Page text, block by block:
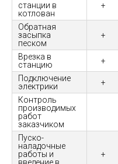
станции в
котлован
+
Обратная
засыпка
песком
+
Врезка в
станцию
+
Подключение
электрики
+
Контроль
производимых
работ
заказчиком
Пуско-
наладочные
работы и
+